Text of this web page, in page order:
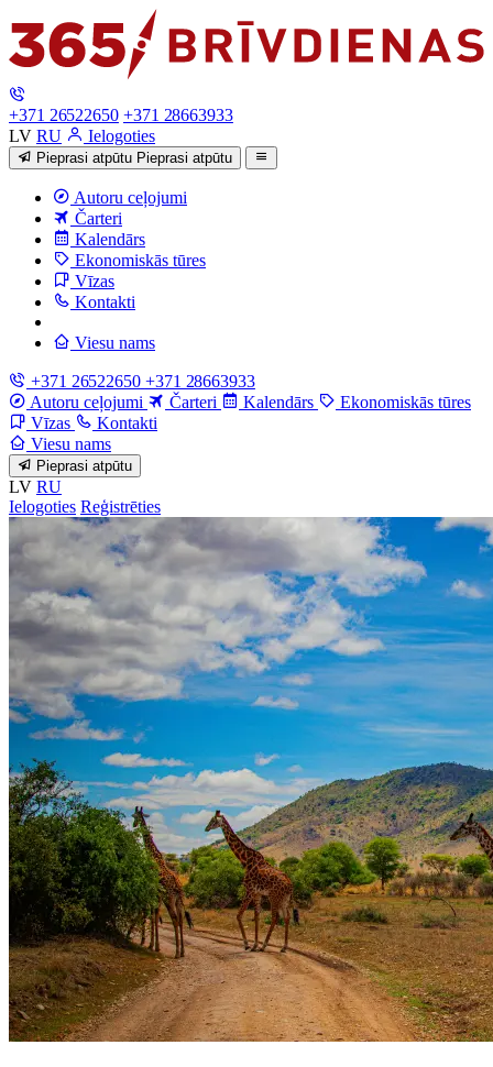
+371 26522650 +371 28663933
LV RU Ielogoties
Pieprasi atpūtu Pieprasi atpūtu
Autoru ceļojumi
Čarteri
Kalendārs
Ekonomiskās tūres
Vīzas
Kontakti
Viesu nams
+371 26522650 +371 28663933
Autoru ceļojumi
Čarteri Kalendārs
Ekonomiskās tūres
Vīzas
Kontakti
Viesu nams
Pieprasi atpūtu
LV RU
Ielogoties Reģistrēties